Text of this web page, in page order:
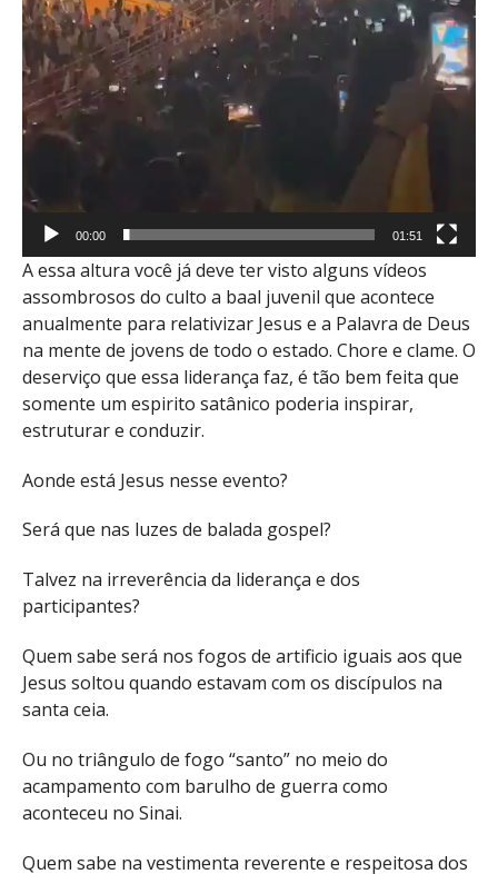
00:00 01:51
A essa altura você já deve ter visto alguns vídeos
assombrosos do culto a baal juvenil que acontece
anualmente para relativizar Jesus e a Palavra de Deus
na mente de jovens de todo o estado. Chore e clame. O
deserviço que essa liderança faz, é tão bem feita que
somente um espirito satânico poderia inspirar,
estruturar e conduzir.
Aonde está Jesus nesse evento?
Será que nas luzes de balada gospel?
Talvez na irreverência da liderança e dos
participantes?
Quem sabe será nos fogos de artificio iguais aos que
Jesus soltou quando estavam com os discípulos na
santa ceia.
Ou no triângulo de fogo “santo” no meio do
acampamento com barulho de guerra como
aconteceu no Sinai.
Quem sabe na vestimenta reverente e respeitosa dos